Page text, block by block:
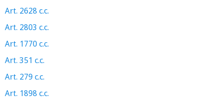
Art. 2628 c.c.
Art. 2803 c.c.
Art. 1770 c.c.
Art. 351 c.c.
Art. 279 c.c.
Art. 1898 c.c.